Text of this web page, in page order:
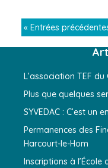
« Entrées
L’association TEF
Plus que quelques
SYVEDAC : C’est un
Permanences des
Harcourt-le-Hom
Inscriptions à l’École